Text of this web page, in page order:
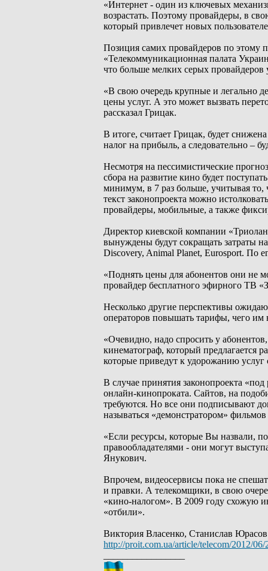
«Интернет - один из ключевых
возрастать. Поэтому провайдеры, в
который привлечет новых
Позиция самих провайдеров по этому
«Телекоммуникационная палата
что больше мелких серых провайдеров
«В свою очередь крупные и легально
цены услуг. А это может вызвать
рассказал Грицак.
В итоге, считает Грицак, будет
налог на прибыль, а следовательно –
Несмотря на пессимистические
сбора на развитие кино будет
минимум, в 7 раз больше, учитывая
текст законопроекта можно
провайдеры, мобильные, а также
Директор киевской компании
вынуждены будут сокращать затраты
Discovery, Animal Planet, Eurosport. По
«Поднять цены для абонентов они не
провайдер бесплатного эфирного ТВ
Несколько другие перспективы
операторов повышать тарифы, чего им
«Очевидно, надо спросить у
кинематограф, который предлагается
которые приведут к удорожанию
В случае принятия законопроекта
онлайн-кинопроката. Сайтов, на
требуются. Но все они подписывают
называться «демонстратором»
«Если ресурсы, которые Вы назвали,
правообладателями - они могут
Янукович.
Впрочем, видеосервисы пока не
и правки. А телекомщики, в свою
«кино-налогом». В 2009 году схожую
«отбили».
Виктория Власенко, Станислав Юрасов
http://proit.com.ua/article/telecom/2012/